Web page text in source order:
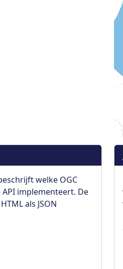
welke OGC
implementeert. De
als JSON